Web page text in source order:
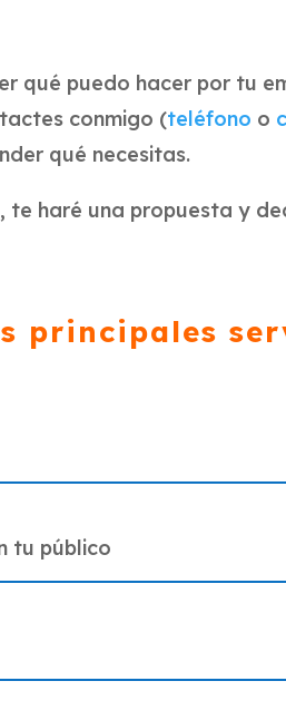
qué puedo hacer por tu
conmigo (teléfono o
qué necesitas.
te haré una propuesta y
principales
tu público